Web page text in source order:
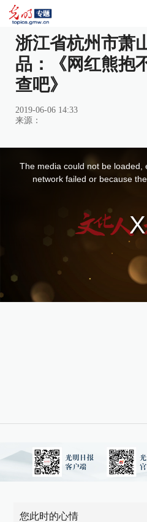
浙江省杭州市萧
品：《网红熊抱
查吧》
2019-06-06 14:33
来源：
The media could not be loaded,
network failed or because
您此时的心情